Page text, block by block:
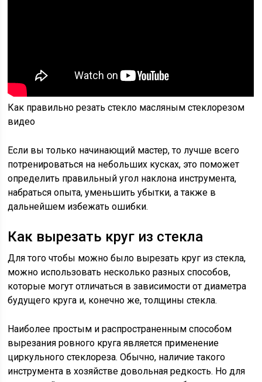
Как правильно резать стекло масляным стеклорезом
видео
Если вы только начинающий мастер, то лучше всего
потренироваться на небольших кусках, это поможет
определить правильный угол наклона инструмента,
набраться опыта, уменьшить убытки, а также в
дальнейшем избежать ошибки.
Как вырезать круг из стекла
Для того чтобы можно было вырезать круг из стекла,
можно использовать несколько разных способов,
которые могут отличаться в зависимости от диаметра
будущего круга и, конечно же, толщины стекла.
Наиболее простым и распространенным способом
вырезания ровного круга является применение
циркульного стеклореза. Обычно, наличие такого
инструмента в хозяйстве довольная редкость. Но для